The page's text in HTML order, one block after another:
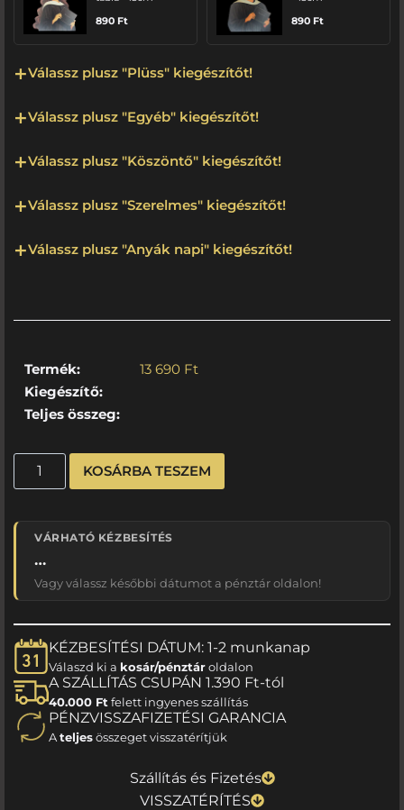
890 Ft
890 Ft
Válassz plusz "Plüss" kiegészítőt!
Válassz plusz "Egyéb" kiegészítőt!
Válassz plusz "Köszöntő" kiegészítőt!
Válassz plusz "Szerelmes" kiegészítőt!
Válassz plusz "Anyák napi" kiegészítőt!
Termék: 13 690 Ft
Kiegészítő:
Teljes összeg:
KOSÁRBA TESZEM
VÁRHATÓ KÉZBESÍTÉS
…
Vagy válassz későbbi dátumot a pénztár oldalon!
KÉZBESÍTÉSI DÁTUM: 1-2 munkanap
Válaszd ki a kosár/pénztároldalon
A SZÁLLÍTÁS CSUPÁN 1.390 Ft-tól
40.000 Ftfelett ingyenes szállítás
PÉNZVISSZAFIZETÉSI GARANCIA
Ateljesösszeget visszatérítjük
Szállítás és Fizetés
VISSZATÉRÍTÉS